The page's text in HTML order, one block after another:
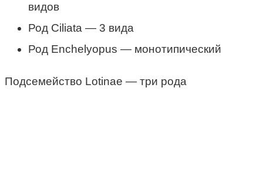
видов
Род Ciliata — 3 вида
Род Enchelyopus — монотипический
Подсемейство Lotinae — три рода